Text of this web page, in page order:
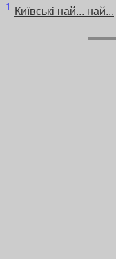
1 Київські най... най...